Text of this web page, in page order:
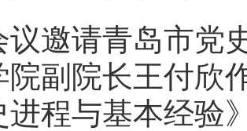
请青岛市党史
院副院长王付
进程与基本经验